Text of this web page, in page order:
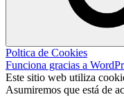
Poltica de Cookies
Funciona gracias a
Este sitio web utiliza
Asumiremos que está de